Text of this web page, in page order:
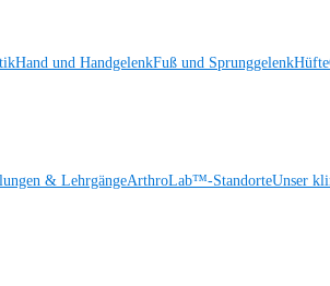
Hand und HandgelenkFuß und SprunggelenkHüfte
& LehrgängeArthroLab™-StandorteUnser